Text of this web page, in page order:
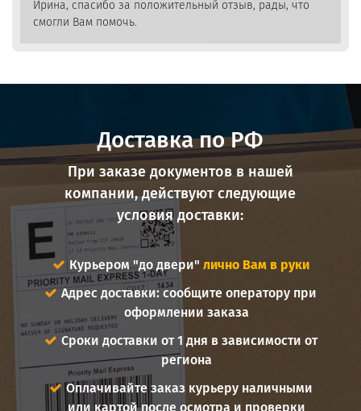
Ирина, спасибо за положительный отзыв, рады, что
смогли Вам помочь.
Доставка по РФ
При заказе документов в нашей
компании, действуют следующие
условия доставки:
Курьером "до двери" лично Вам в руки
Адрес доставки: сообщите оператору при
оформлении заказа
Сроки доставки от 1 дня в зависимости от
региона
Оплачивайте заказ курьеру наличными
или картой после осмотра и проверки